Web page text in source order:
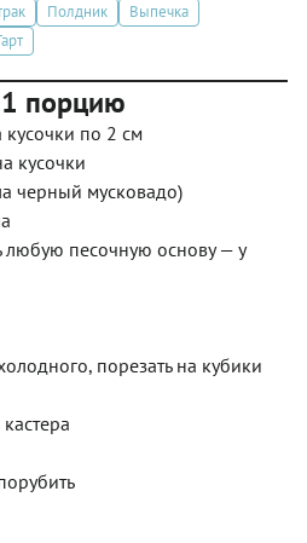
Полдник
Выпечка
порцию
кусочки по 2 см
кусочки
черный мусковадо)
песочную основу — у
порезать на кубики